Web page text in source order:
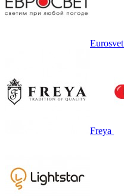
Eurosvet
Freya